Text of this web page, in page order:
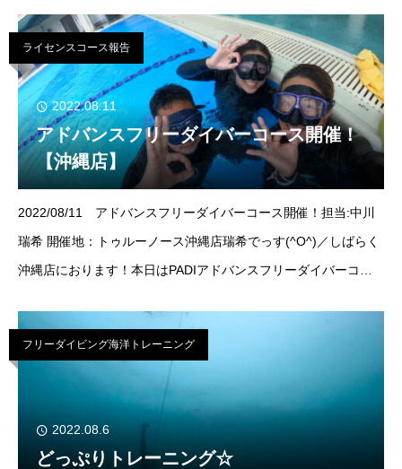
ベルのダ
ライセンスコース報告
2022.08.11
アドバンスフリーダイバーコース開催！
【沖縄店】
2022/08/11 アドバンスフリーダイバーコース開催！担当:中川
瑞希 開催地：トゥルーノース沖縄店瑞希でっす(^O^)／しばらく
沖縄店におります！本日はPADIアドバンスフリーダイバーコー
フリーダイビング海洋トレーニング
2022.08.6
どっぷりトレーニング☆